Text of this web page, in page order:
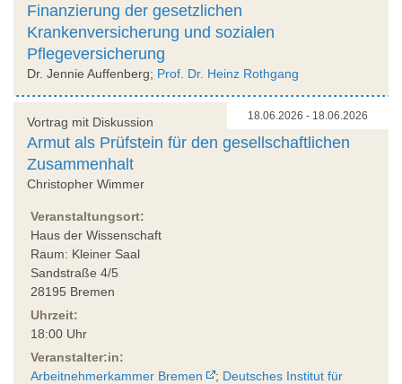
Finanzierung der gesetzlichen
Krankenversicherung und sozialen
Pflegeversicherung
Dr. Jennie Auffenberg; Prof. Dr. Heinz Rothgang
18.06.2026 - 18.06.2026
Vortrag mit Diskussion
Armut als Prüfstein für den gesellschaftlichen
Zusammenhalt
Christopher Wimmer
Veranstaltungsort:
Haus der Wissenschaft
Raum: Kleiner Saal
Sandstraße 4/5
28195 Bremen
Uhrzeit:
18:00 Uhr
Veranstalter:in:
Arbeitnehmerkammer Bremen
; Deutsches Institut für